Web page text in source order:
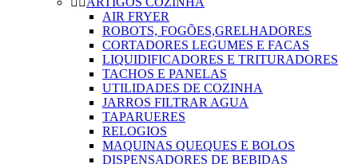
AIR FRYER
ROBOTS, FOGÕES,GRELHADORES
CORTADORES LEGUMES E FACAS
LIQUIDIFICADORES E TRITURADORES
TACHOS E PANELAS
UTILIDADES DE COZINHA
JARROS FILTRAR AGUA
TAPARUERES
RELOGIOS
MAQUINAS QUEQUES E BOLOS
DISPENSADORES DE BEBIDAS